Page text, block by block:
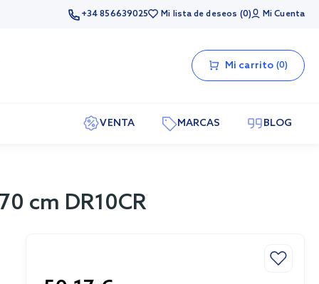
+34 856639025 Mi lista de deseos 0 Mi Cuenta
Mi carrito 0
VENTA MARCAS BLOG
cm DR10CR